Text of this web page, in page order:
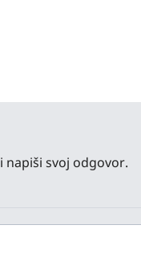
i napiši svoj odgovor.